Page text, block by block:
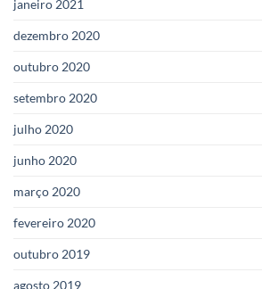
janeiro 2021
dezembro 2020
outubro 2020
setembro 2020
julho 2020
junho 2020
março 2020
fevereiro 2020
outubro 2019
agosto 2019